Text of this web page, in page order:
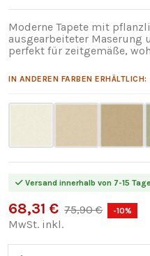
Moderne Tapete mit
ausgearbeiteter Maserung
perfekt für zeitgemäße,
IN ANDEREN FARBEN ERHÄLTLICH:
Versand innerhalb von 7-15
68,31 € 75,90 € -10%
MwSt. inkl.